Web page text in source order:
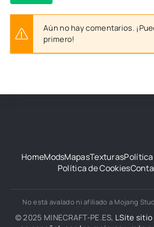
Aún no hay comentarios.
primero!
HomeModsMapasTexturas
Política de Cookies
No está avalado ni afiliado a Mojang
© 2025 MINECRAFT-PE.ES, LSite